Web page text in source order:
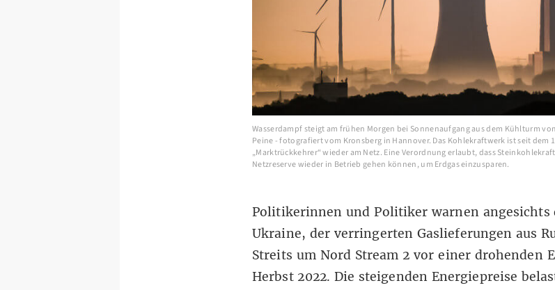
Wasserdampf steigt am frühen Morgen bei Sonnenaufgang aus dem Kühlturm
Peine - fotografiert vom Kronsberg in Hannover. Das Kohlekraftwerk ist seit dem
„Marktrückkehrer“ wieder am Netz. Eine Verordnung erlaubt, dass
Netzreserve wieder in Betrieb gehen können, um Erdgas einzusparen.
Politikerinnen und Politiker warnen angesichts
Ukraine, der verringerten Gaslieferungen aus
Streits um Nord Stream 2 vor einer drohenden
Herbst 2022. Die steigenden Energiepreise